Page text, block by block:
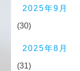
2025年9月
(30)
2025年8月
(31)